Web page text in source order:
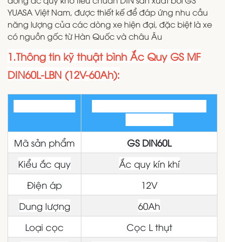
YUASA Việt Nam, được thiết kế để đáp ứng nhu cầu
năng lượng của các dòng xe hiện đại, đặc biệt là xe
có nguồn gốc từ Hàn Quốc và châu Âu
1.Thông tin kỹ thuật bình Ắc Quy GS MF
DIN60L-LBN (12V-60Ah):
Mã sản phẩm
GS DIN60L
Kiểu ắc quy
Ắc quy kín khí
Điện áp
12V
Dung lượng
60Ah
Loại cọc
Cọc L thụt